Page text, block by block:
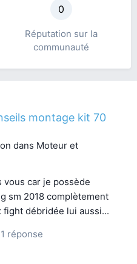
0
Réputation sur la
communauté
montage kit 70
dans Moteur et
vous car je possède
sm 2018 complètement
débridée lui aussi...
1 réponse